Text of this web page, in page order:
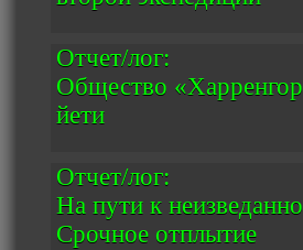
Отчет/лог:
Общество
йети
Отчет/лог:
На пути к
Срочное отплытие